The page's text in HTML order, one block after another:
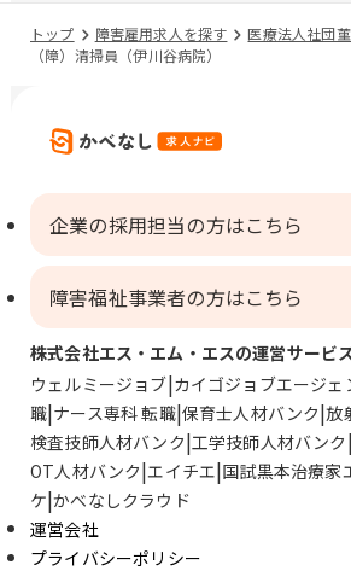
トップ 障害雇用求人を探す
医療法人社団
（障）清掃員（伊川谷病院）
企業の採用担当の方はこちら
障害福祉事業者の方はこちら
株式会社エス・エム・エスの運営サービ
ウェルミージョブ カイゴジョブエージェ
職 ナース専科 転職 保育士人材バンク 放
検査技師人材バンク 工学技師人材バンク
OT人材バンク エイチエ 国試黒本治療家
ケ かべなしクラウド
運営会社
プライバシーポリシー